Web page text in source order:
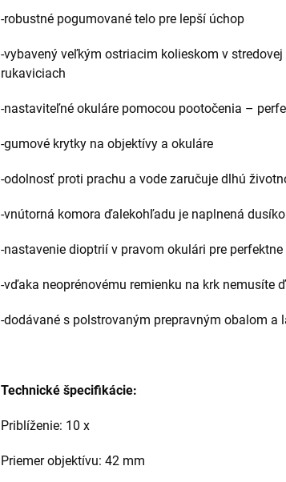
-robustné pogumované telo pre lepší úchop
-vybavený veľkým ostriacim kolieskom v
rukaviciach
-nastaviteľné okuláre pomocou pootočenia –
-gumové krytky na objektívy a okuláre
-odolnosť proti prachu a vode zaručuje dlhú
-vnútorná komora ďalekohľadu je naplnená
-nastavenie dioptrií v pravom okulári pre
-vďaka neoprénovému remienku na krk nemusíte
-dodávané s polstrovaným prepravným obalom a
Technické špecifikácie:
Priblíženie: 10 x
Priemer objektívu: 42 mm